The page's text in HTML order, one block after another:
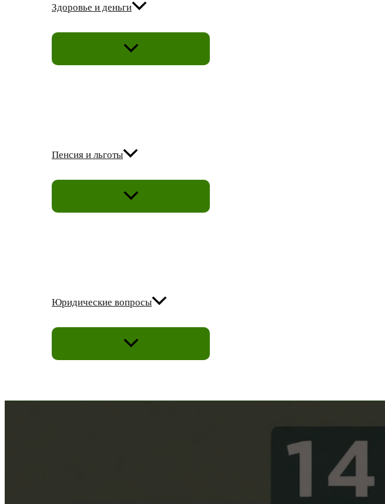
Здоровье и деньги
ПЕРЕКЛЮЧАТЕЛЬ
Пенсия и льготы
ПЕРЕКЛЮЧАТЕЛЬ
Юридические вопросы
ПЕРЕКЛЮЧАТЕЛЬ